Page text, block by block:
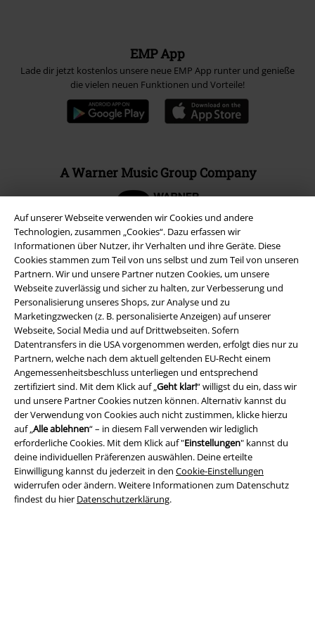
Auf unserer Webseite verwenden wir Cookies und andere
Technologien, zusammen „Cookies“. Dazu erfassen wir
Informationen über Nutzer, ihr Verhalten und ihre Geräte. Diese
Cookies stammen zum Teil von uns selbst und zum Teil von unseren
Partnern. Wir und unsere Partner nutzen Cookies, um unsere
Webseite zuverlässig und sicher zu halten, zur Verbesserung und
Personalisierung unseres Shops, zur Analyse und zu
Marketingzwecken (z. B. personalisierte Anzeigen) auf unserer
Webseite, Social Media und auf Drittwebseiten. Sofern
Datentransfers in die USA vorgenommen werden, erfolgt dies nur zu
Partnern, welche nach dem aktuell geltenden EU-Recht einem
Angemessenheitsbeschluss unterliegen und entsprechend
zertifiziert sind. Mit dem Klick auf „Geht klar!“ willigst du ein, dass wir
und unsere Partner Cookies nutzen können. Alternativ kannst du
der Verwendung von Cookies auch nicht zustimmen, klicke hierzu
auf „Alle ablehnen“ – in diesem Fall verwenden wir lediglich
erforderliche Cookies. Mit dem Klick auf "Einstellungen" kannst du
deine individuellen Präferenzen auswählen. Deine erteilte
Einwilligung kannst du jederzeit in den Cookie-Einstellungen
widerrufen oder ändern. Weitere Informationen zum Datenschutz
findest du hier Datenschutzerklärung.
EMP App
Lade dir jetzt kostenlos unsere neue EMP App runter und genieße
die vielen neuen Funktionen und Vorteile!
A Warner Music Group Company
Rechtliches
AGB
Impressum
Datenschutz
Entsorgung und Umweltschutz